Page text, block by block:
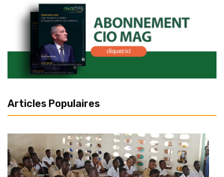
Articles Populaires